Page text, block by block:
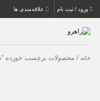
ورود / ثبت نام علاقه‌مندی ها
خانه / محصولات برچسب خورده